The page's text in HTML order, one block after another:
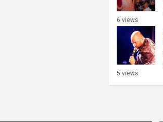
6 views
5 views